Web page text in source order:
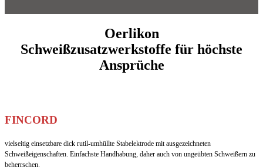
Oerlikon
Schweißzusatzwerkstoffe für höchste
Ansprüche
FINCORD
vielseitig einsetzbare dick rutil-umhüllte Stabelektrode mit ausgezeichneten
Schweißeigenschaften. Einfachste Handhabung, daher auch von ungeübten Schweißern zu
beherrschen.